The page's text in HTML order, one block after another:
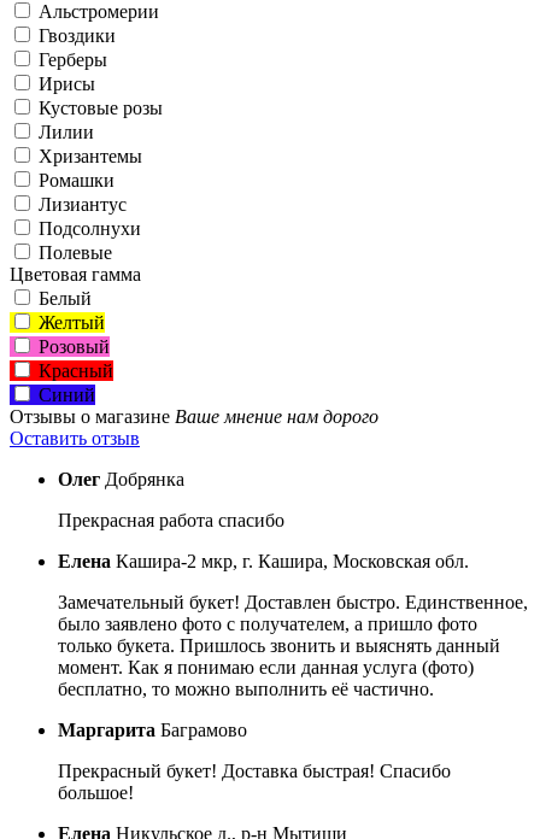
Альстромерии
Гвоздики
Герберы
Ирисы
Кустовые розы
Лилии
Хризантемы
Ромашки
Лизиантус
Подсолнухи
Полевые
Цветовая гамма
Белый
Желтый
Розовый
Красный
Синий
Отзывы о магазине Ваше мнение нам дорого
Оставить отзыв
Олег Добрянка
Прекрасная работа спасибо
Елена Кашира-2 мкр, г. Кашира, Московская обл.
Замечательный букет! Доставлен быстро. Единственное,
было заявлено фото с получателем, а пришло фото
только букета. Пришлось звонить и выяснять данный
момент. Как я понимаю если данная услуга (фото)
бесплатно, то можно выполнить её частично.
Маргарита Баграмово
Прекрасный букет! Доставка быстрая! Спасибо
большое!
Елена Никульское д., р-н Мытищи